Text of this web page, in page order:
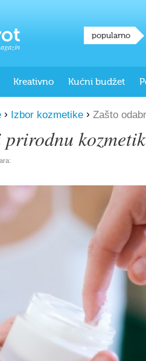
popularno
Kreativno Kućni budžet
› Izbor kozmetike › Zašto